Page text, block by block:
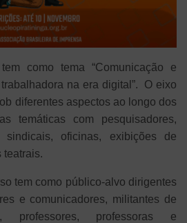
como tema “Comunicação e
na era digital”. O eixo
diferentes aspectos ao longo dos
temáticas com pesquisadores,
oficinas, exibições de
teatrais.
tem como público-alvo dirigentes
e comunicadores, militantes de
professores, professoras e